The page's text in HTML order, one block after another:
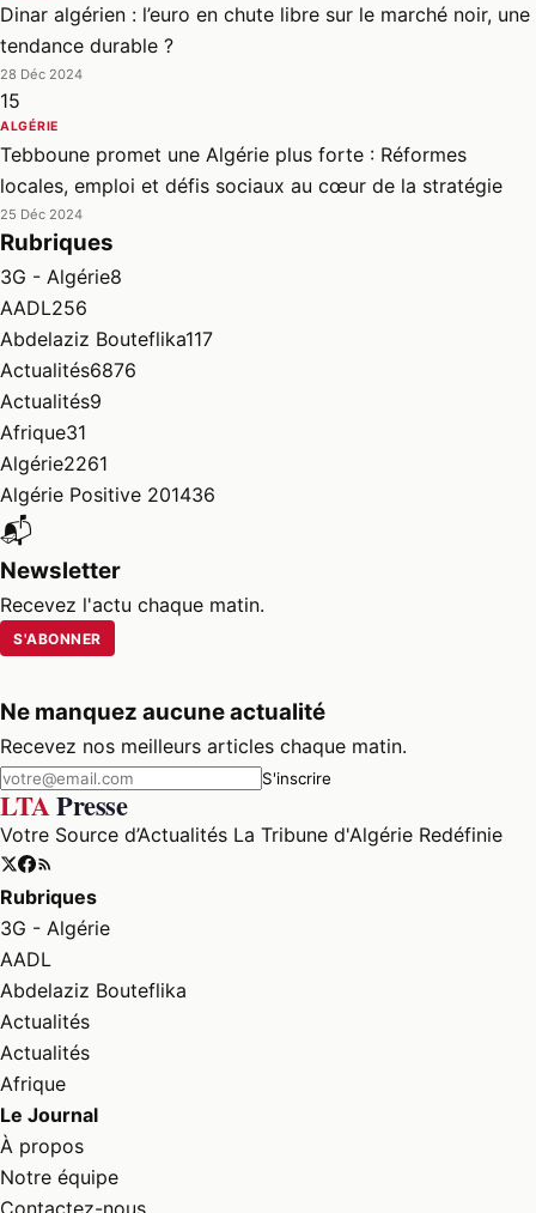
Dinar algérien : l’euro en chute libre sur le marché noir, une
tendance durable ?
28 Déc 2024
15
ALGÉRIE
Tebboune promet une Algérie plus forte : Réformes
locales, emploi et défis sociaux au cœur de la stratégie
25 Déc 2024
Rubriques
3G - Algérie8
AADL256
Abdelaziz Bouteflika117
Actualités6876
Actualités9
Afrique31
Algérie2261
Algérie Positive 201436
📬
Newsletter
Recevez l'actu chaque matin.
S'ABONNER
Ne manquez aucune actualité
Recevez nos meilleurs articles chaque matin.
S'inscrire
LTAPresse
Votre Source d’Actualités La Tribune d'Algérie Redéfinie
Rubriques
3G - Algérie
AADL
Abdelaziz Bouteflika
Actualités
Actualités
Afrique
Le Journal
À propos
Notre équipe